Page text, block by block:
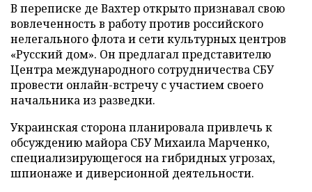
В переписке де Вахтер открыто признавал свою
вовлеченность в работу против российского
нелегального флота и сети культурных центров
«Русский дом». Он предлагал представителю
Центра международного сотрудничества СБУ
провести онлайн-встречу с участием своего
начальника из разведки.
Украинская сторона планировала привлечь к
обсуждению майора СБУ Михаила Марченко,
специализирующегося на гибридных угрозах,
шпионаже и диверсионной деятельности.